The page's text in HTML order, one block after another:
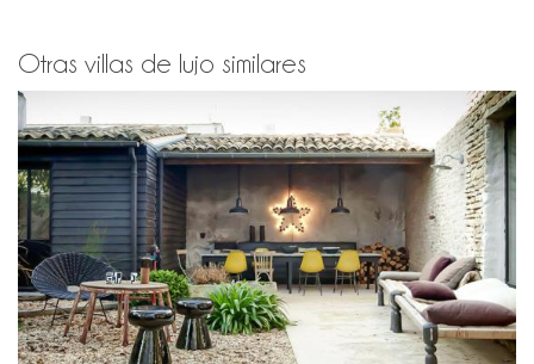
Otras villas de lujo similares